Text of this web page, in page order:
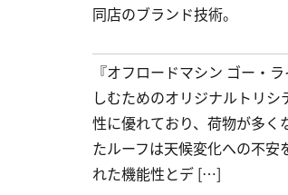
同店のブランド技術。
『オフロードマシン ゴー・
しむためのオリジナルトリ
性に優れており、荷物が多
たルーフは天候変化への不
れた機能性とデ […]